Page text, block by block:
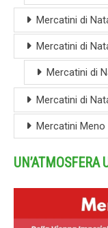
Mercatini di
Mercatini di
Mercatini di
Mercatini di
Mercatini
UN’ATMOSFERA